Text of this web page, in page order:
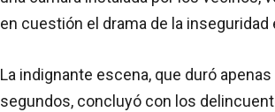
en cuestión el drama de la inseguridad
La indignante escena, que duró
segundos, concluyó con los